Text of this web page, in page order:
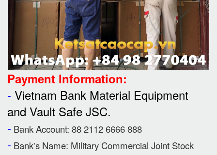
Payment Information:
- Vietnam Bank Material Equipment
and Vault Safe JSC.
- Bank Account: 88 2112 6666 888
- Bank's Name: Military Commercial Joint Stock